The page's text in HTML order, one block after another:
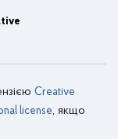
Creative
license, якщо